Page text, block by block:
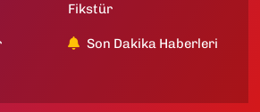
Fikstür
Son Dakika Haberleri